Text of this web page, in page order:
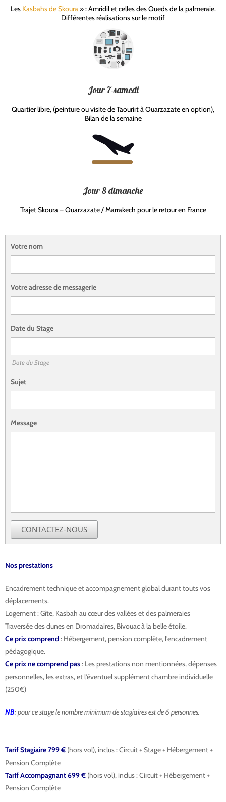
Les Kasbahs de Skoura» : Amridil et celles des Oueds de la palmeraie.
Différentes réalisations sur le motif
Jour 7-samedi
Quartier libre, (peinture ou visite de Taourirt à Ouarzazate en option),
Bilan de la semaine
Jour 8 dimanche
Trajet Skoura – Ouarzazate / Marrakech pour le retour en France
Votre nom
Votre adresse de messagerie
Date du Stage
Date du Stage
Sujet
Message
CONTACTEZ-NOUS
Nos prestations
Encadrement technique et accompagnement global durant touts vos
déplacements.
Logement : Gîte, Kasbah au cœur des vallées et des palmeraies
Traversée des dunes en Dromadaires, Bivouac à la belle étoile.
Ce prix comprend: Hébergement, pension complète, l’encadrement
pédagogique.
Ce prix ne comprend pas: Les prestations non mentionnées, dépenses
personnelles, les extras, et l’éventuel supplément chambre individuelle
(250€)
NB: pour ce stage le nombre minimum de stagiaires est de 6 personnes.
Tarif Stagiaire 799 € (hors vol), inclus : Circuit + Stage + Hébergement +
Pension Complète
Tarif Accompagnant 699 € (hors vol), inclus : Circuit + Hébergement +
Pension Complète